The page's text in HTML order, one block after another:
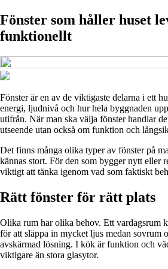
Fönster som håller huset
funktionellt
Fönster är en av de viktigaste delarna i ett
energi, ljudnivå och hur hela byggnaden
utifrån. När man ska välja fönster handlar
utseende utan också om funktion och
Det finns många olika typer av fönster på
kännas stort. För den som bygger nytt eller
viktigt att tänka igenom vad som faktiskt
Rätt fönster för rätt plats
Olika rum har olika behov. Ett vardagsrum
för att släppa in mycket ljus medan sovrum
avskärmad lösning. I kök är funktion och
viktigare än stora glasytor.